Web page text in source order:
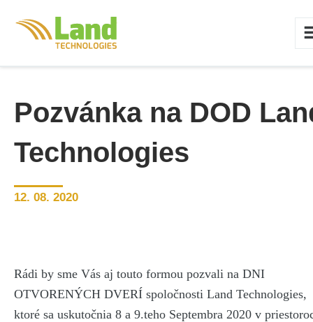
Pozvánka na DOD
Technologies
12. 08. 2020
Rádi by sme Vás aj touto formou pozvali na DNI
OTVORENÝCH DVERÍ spoločnosti Land Technologies,
ktoré sa uskutočnia 8 a 9.teho Septembra 2020 v